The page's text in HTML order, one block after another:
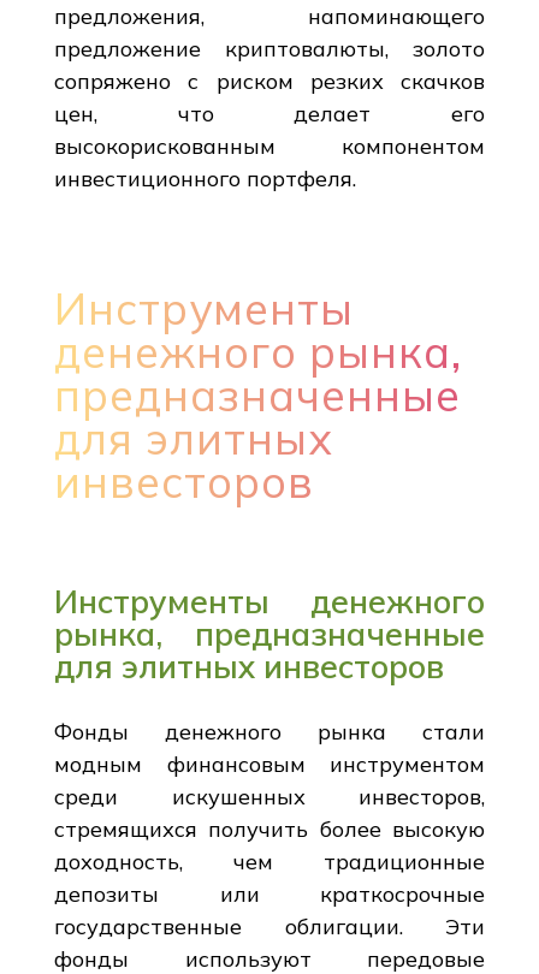
предложения, напоминающего
предложение криптовалюты, золото
сопряжено с риском резких скачков
цен, что делает его
высокорискованным компонентом
инвестиционного портфеля.
Инструменты
денежного рынка,
предназначенные
для элитных
инвесторов
Инструменты денежного
рынка, предназначенные
для элитных инвесторов
Фонды денежного рынка стали
модным финансовым инструментом
среди искушенных инвесторов,
стремящихся получить более высокую
доходность, чем традиционные
депозиты или краткосрочные
государственные облигации. Эти
фонды используют передовые